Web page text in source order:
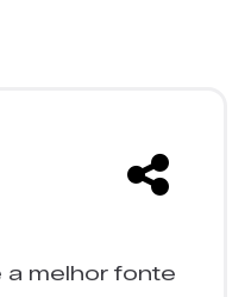
a melhor fonte